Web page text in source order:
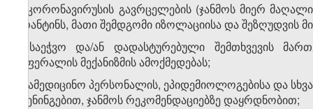
თ) კორონავირუსის გავრცელების (ჯანმოს მიერ
კარანტინს, მათი შემდგომი იზოლაციისა და შეზღუდვის
ი) საეჭვო და/ან დადასტურებული შემთხვევის
რეფერალის მექანიზმის ამოქმედებას;
კ) სამედიცინო პერსონალის, ეპიდემიოლოგებისა და
ტრენინგებით, ჯანმოს რეკომენდაციებზე დაყრდნობით;